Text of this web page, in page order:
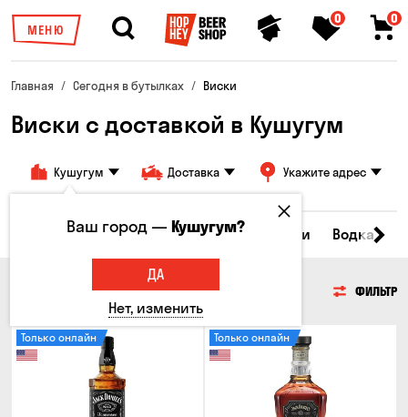
МЕНЮ
0 0
Главная Сегодня в бутылках Виски
Виски с доставкой в Кушугум
Кушугум Доставка Укажите адрес
Сидр Вино Виски Коктейли Водка
ФИЛЬТР
Только онлайн Только онлайн
Ваш город —Кушугум?
ДА
Нет, изменить